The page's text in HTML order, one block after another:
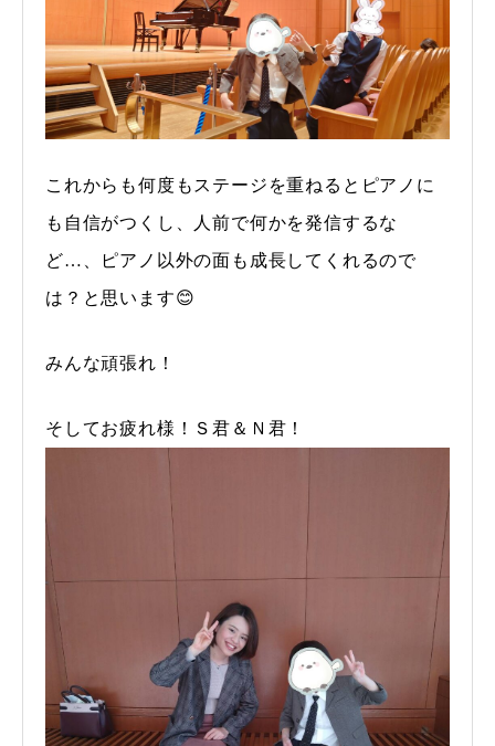
これからも何度もステージを重ねるとピアノに
も自信がつくし、人前で何かを発信するな
ど…、ピアノ以外の面も成長してくれるので
は？と思います😊
みんな頑張れ！
そしてお疲れ様！Ｓ君＆Ｎ君！